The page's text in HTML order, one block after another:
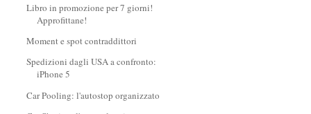
Libro in promozione per 7 giorni!
Approfittane!
Moment e spot contraddittori
Spedizioni dagli USA a confronto:
iPhone 5
Car Pooling: l'autostop organizzato